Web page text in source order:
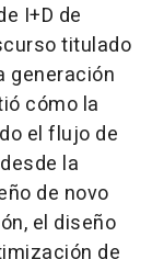
I+D de
titulado
generación
cómo la
el flujo de
la
de novo
el diseño
de